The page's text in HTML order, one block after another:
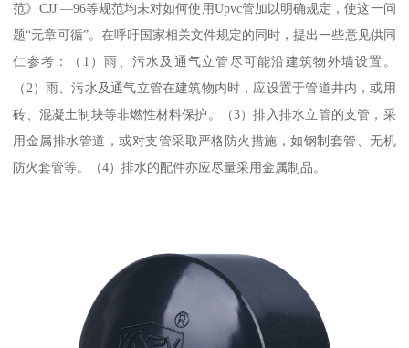
范》CJJ —96等规范均未对如何使用Upvc管加以明确规定，使这一问
题“无章可循”。在呼吁国家相关文件规定的同时，提出一些意见供同
仁参考：（1）雨、污水及通气立管尽可能沿建筑物外墙设置。
（2）雨、污水及通气立管在建筑物内时，应设置于管道井内，或用
砖、混凝土制块等非燃性材料保护。（3）排入排水立管的支管，采
用金属排水管道，或对支管采取严格防火措施，如钢制套管、无机
防火套管等。（4）排水的配件亦应尽量采用金属制品。